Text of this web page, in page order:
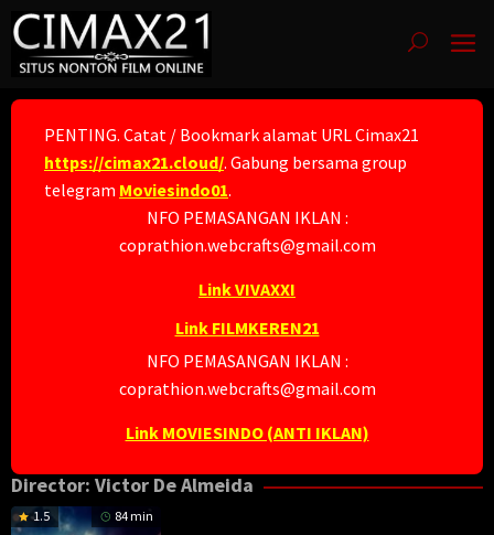
Skip
to
content
PENTING. Catat / Bookmark alamat URL Cimax21
https://cimax21.cloud/. Gabung bersama group
telegram Moviesindo01.
NFO PEMASANGAN IKLAN :
coprathion.webcrafts@gmail.com
Link VIVAXXI
Link FILMKEREN21
NFO PEMASANGAN IKLAN :
coprathion.webcrafts@gmail.com
Link MOVIESINDO (ANTI IKLAN)
Director: Victor De Almeida
1.5 84 min